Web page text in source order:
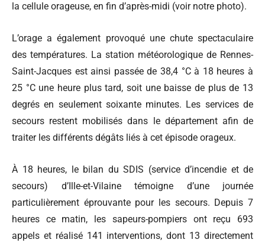
la cellule orageuse, en fin d’après-midi (voir notre photo).
L’orage a également provoqué une chute spectaculaire
des températures. La station météorologique de Rennes-
Saint-Jacques est ainsi passée de 38,4 °C à 18 heures à
25 °C une heure plus tard, soit une baisse de plus de 13
degrés en seulement soixante minutes. Les services de
secours restent mobilisés dans le département afin de
traiter les différents dégâts liés à cet épisode orageux.
À 18 heures, le bilan du SDIS (service d’incendie et de
secours) d’Ille-et-Vilaine témoigne d’une journée
particulièrement éprouvante pour les secours. Depuis 7
heures ce matin, les sapeurs-pompiers ont reçu 693
appels et réalisé 141 interventions, dont 13 directement